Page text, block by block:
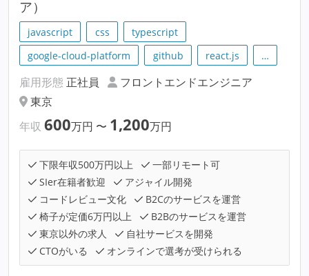
ア）
javascript css
typescript
google-cloud-platform
github react.js …
雇用形態 正社員
フロントエンドエンジニア
東京
年収 600万円 〜 1,200万円
下限年収500万円以上
一部リモート可
SIer在籍者歓迎
アジャイル開発
コードレビュー文化
B2Cのサービスを運営
椅子が定価6万円以上
B2Bのサービスを運営
東京以外の求人
自社サービスを開発
CTOがいる
オンラインで選考が受けられる